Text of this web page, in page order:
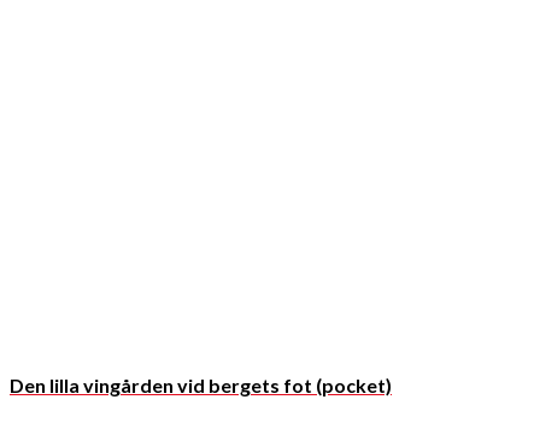
Den lilla vingården vid bergets fot (pocket)